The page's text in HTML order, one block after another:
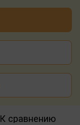
К сравнению